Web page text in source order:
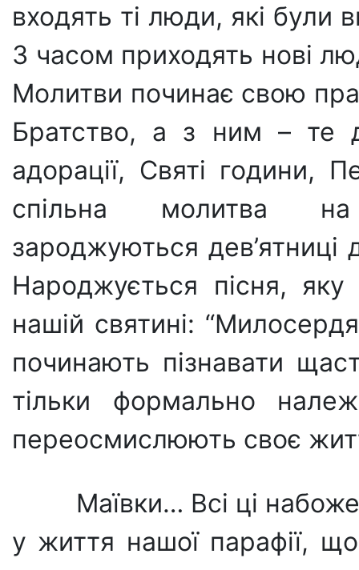
входять ті люди, які були
З часом приходять нові
Молитви починає свою
Братство, а з ним – те
адорації, Святі години,
спільна молитва
зароджуються
Народжується пісня,
нашій святині:
починають пізнавати
тільки формально
переосмислюють своє
Маївки… Всі ці
у життя нашої парафії,